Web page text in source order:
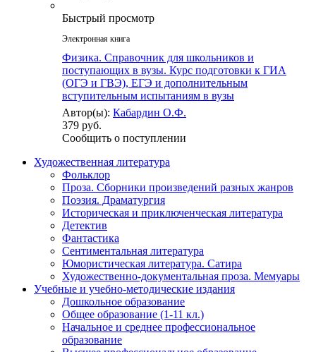
Быстрый просмотр
Электронная книга
Физика. Справочник для школьников и
поступающих в вузы. Курс подготовки к ГИА
(ОГЭ и ГВЭ), ЕГЭ и дополнительным
вступительным испытаниям в вузы
Автор(ы): Кабардин О.Ф.
379 руб.
Сообщить о поступлении
Художественная литература
Фольклор
Проза. Сборники произведений разных жанров
Поэзия. Драматургия
Историческая и приключенческая литература
Детектив
Фантастика
Сентиментальная литература
Юмористическая литература. Сатира
Художественно-документальная проза. Мемуары
Учебные и учебно-методические издания
Дошкольное образование
Общее образование (1-11 кл.)
Начальное и среднее профессиональное
образование